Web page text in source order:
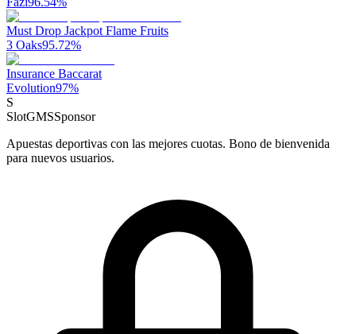
Must Drop Jackpot Flame Fruits
3 Oaks95.72%
Insurance Baccarat
Evolution97%
S
SlotGMSSponsor
Apuestas deportivas con las mejores cuotas. Bono de bienvenida
para nuevos usuarios.